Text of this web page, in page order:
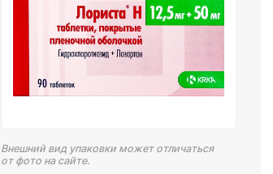
Внешний вид упаковки может отличаться
от фото на сайте.